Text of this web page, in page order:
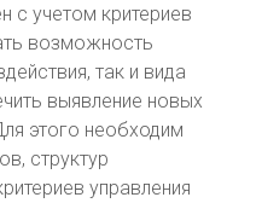
с учетом критериев
возможность
так и вида
выявление новых
этого необходим
структур
управления